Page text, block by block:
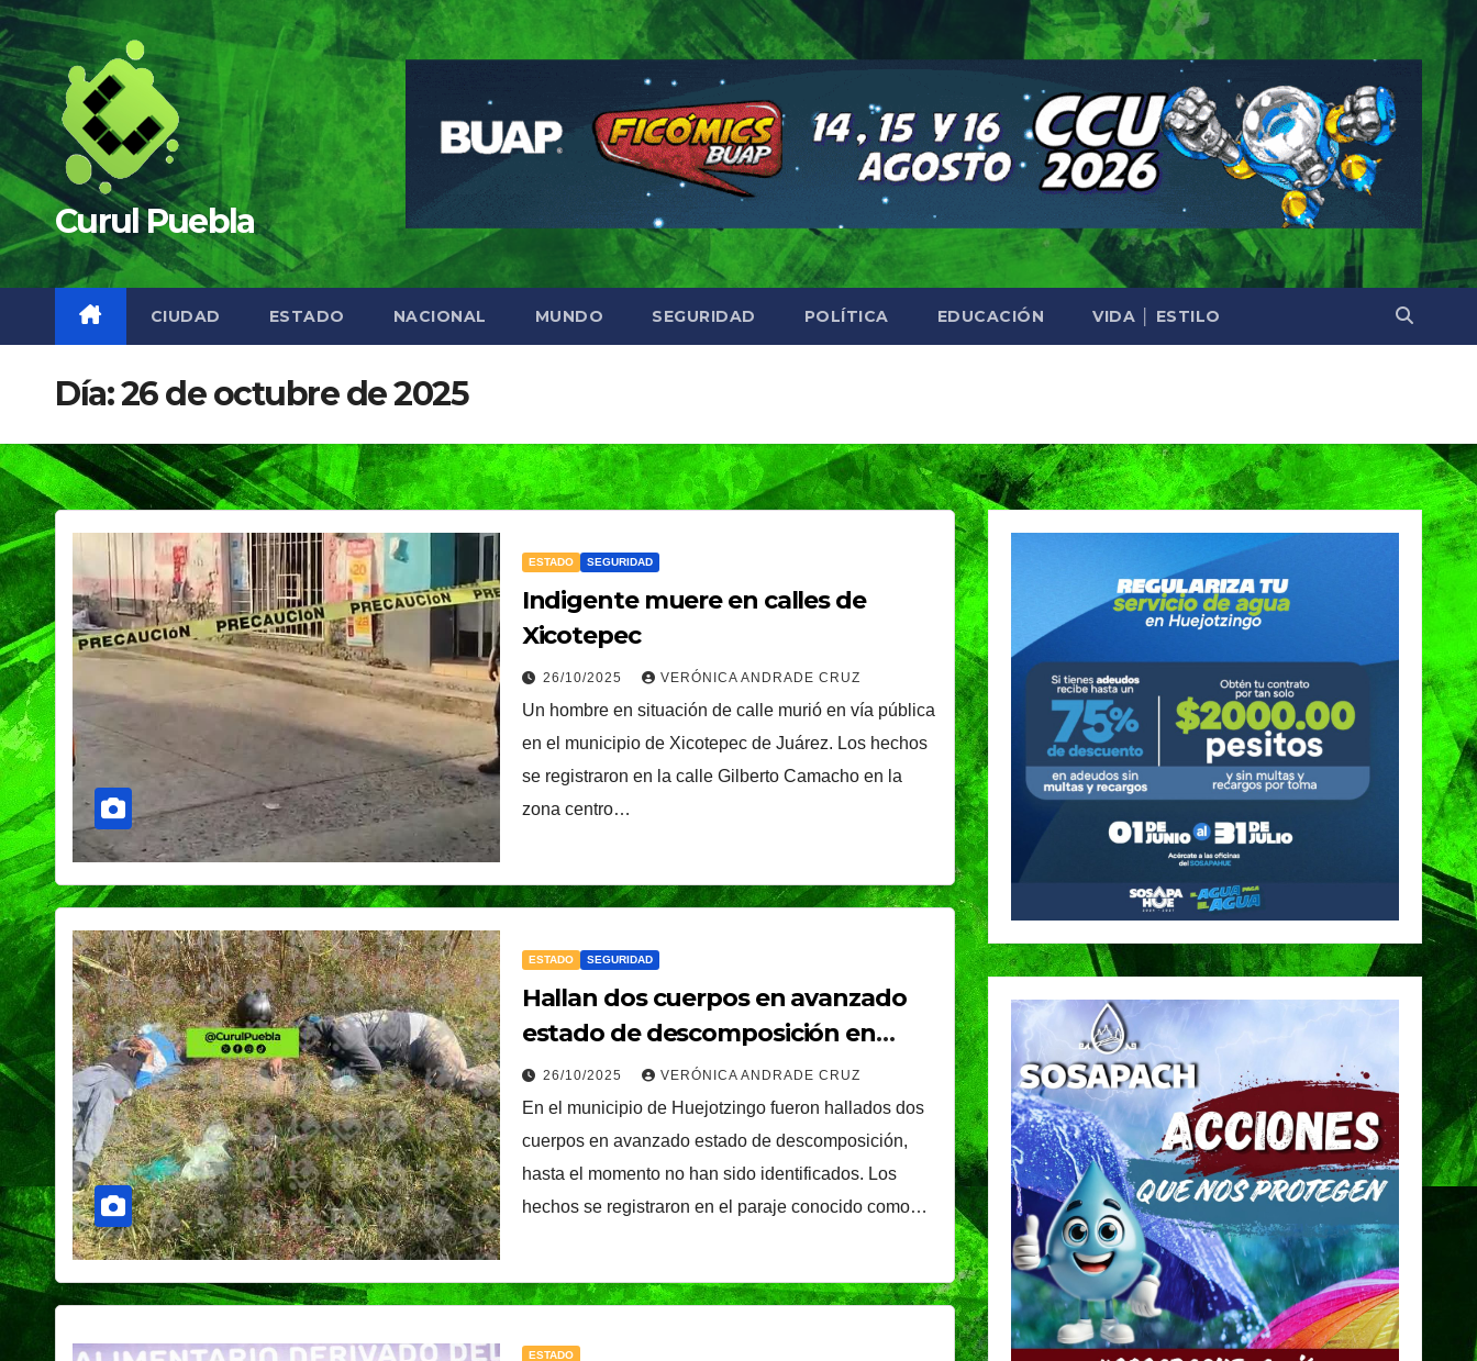
Saltar
al
contenido
Curul Puebla
CIUDAD ESTADO NACIONAL MUNDO SEGURIDAD POLÍTICA EDUCACIÓN VIDA │ ESTILO
Día:26 de octubre de 2025
ESTADO SEGURIDAD
Indigente muere en calles de
Xicotepec
26/10/2025 VERÓNICA ANDRADE CRUZ
Un hombre en situación de calle murió en vía pública
en el municipio de Xicotepec de Juárez. Los hechos
se registraron en la calle Gilberto Camacho en la
zona centro…
ESTADO SEGURIDAD
Hallan dos cuerpos en avanzado
estado de descomposición en
Huejotzingo
26/10/2025 VERÓNICA ANDRADE CRUZ
En el municipio de Huejotzingo fueron hallados dos
cuerpos en avanzado estado de descomposición,
hasta el momento no han sido identificados. Los
hechos se registraron en el paraje conocido como…
ESTADO